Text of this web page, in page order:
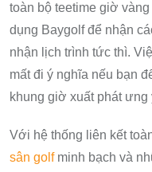
toàn bộ teetime giờ
dụng Baygolf để nhận
nhận lịch trình tức thì.
mất đi ý nghĩa nếu bạn
khung giờ xuất phát ưng
Với hệ thống liên kết
sân golfminh bạch và